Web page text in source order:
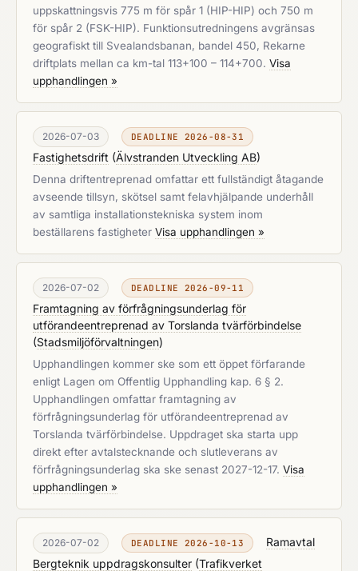
uppskattningsvis 775 m för spår 1 (HIP-HIP) och 750 m
för spår 2 (FSK-HIP). Funktionsutredningens avgränsas
geografiskt till Svealandsbanan, bandel 450, Rekarne
driftplats mellan ca km-tal 113+100 – 114+700. Visa
upphandlingen »
2026-07-03 DEADLINE 2026-08-31
Fastighetsdrift (Älvstranden Utveckling AB)
Denna driftentreprenad omfattar ett fullständigt åtagande
avseende tillsyn, skötsel samt felavhjälpande underhåll
av samtliga installationstekniska system inom
beställarens fastigheter Visa upphandlingen »
2026-07-02 DEADLINE 2026-09-11
Framtagning av förfrågningsunderlag för
utförandeentreprenad av Torslanda tvärförbindelse
(Stadsmiljöförvaltningen)
Upphandlingen kommer ske som ett öppet förfarande
enligt Lagen om Offentlig Upphandling kap. 6 § 2.
Upphandlingen omfattar framtagning av
förfrågningsunderlag för utförandeentreprenad av
Torslanda tvärförbindelse. Uppdraget ska starta upp
direkt efter avtalstecknande och slutleverans av
förfrågningsunderlag ska ske senast 2027-12-17. Visa
upphandlingen »
2026-07-02 DEADLINE 2026-10-13
Ramavtal
Bergteknik uppdragskonsulter (Trafikverket